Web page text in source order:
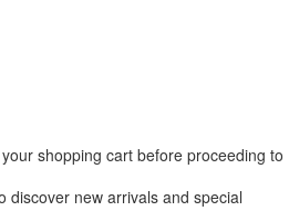
shopping cart before proceeding to
discover new arrivals and special